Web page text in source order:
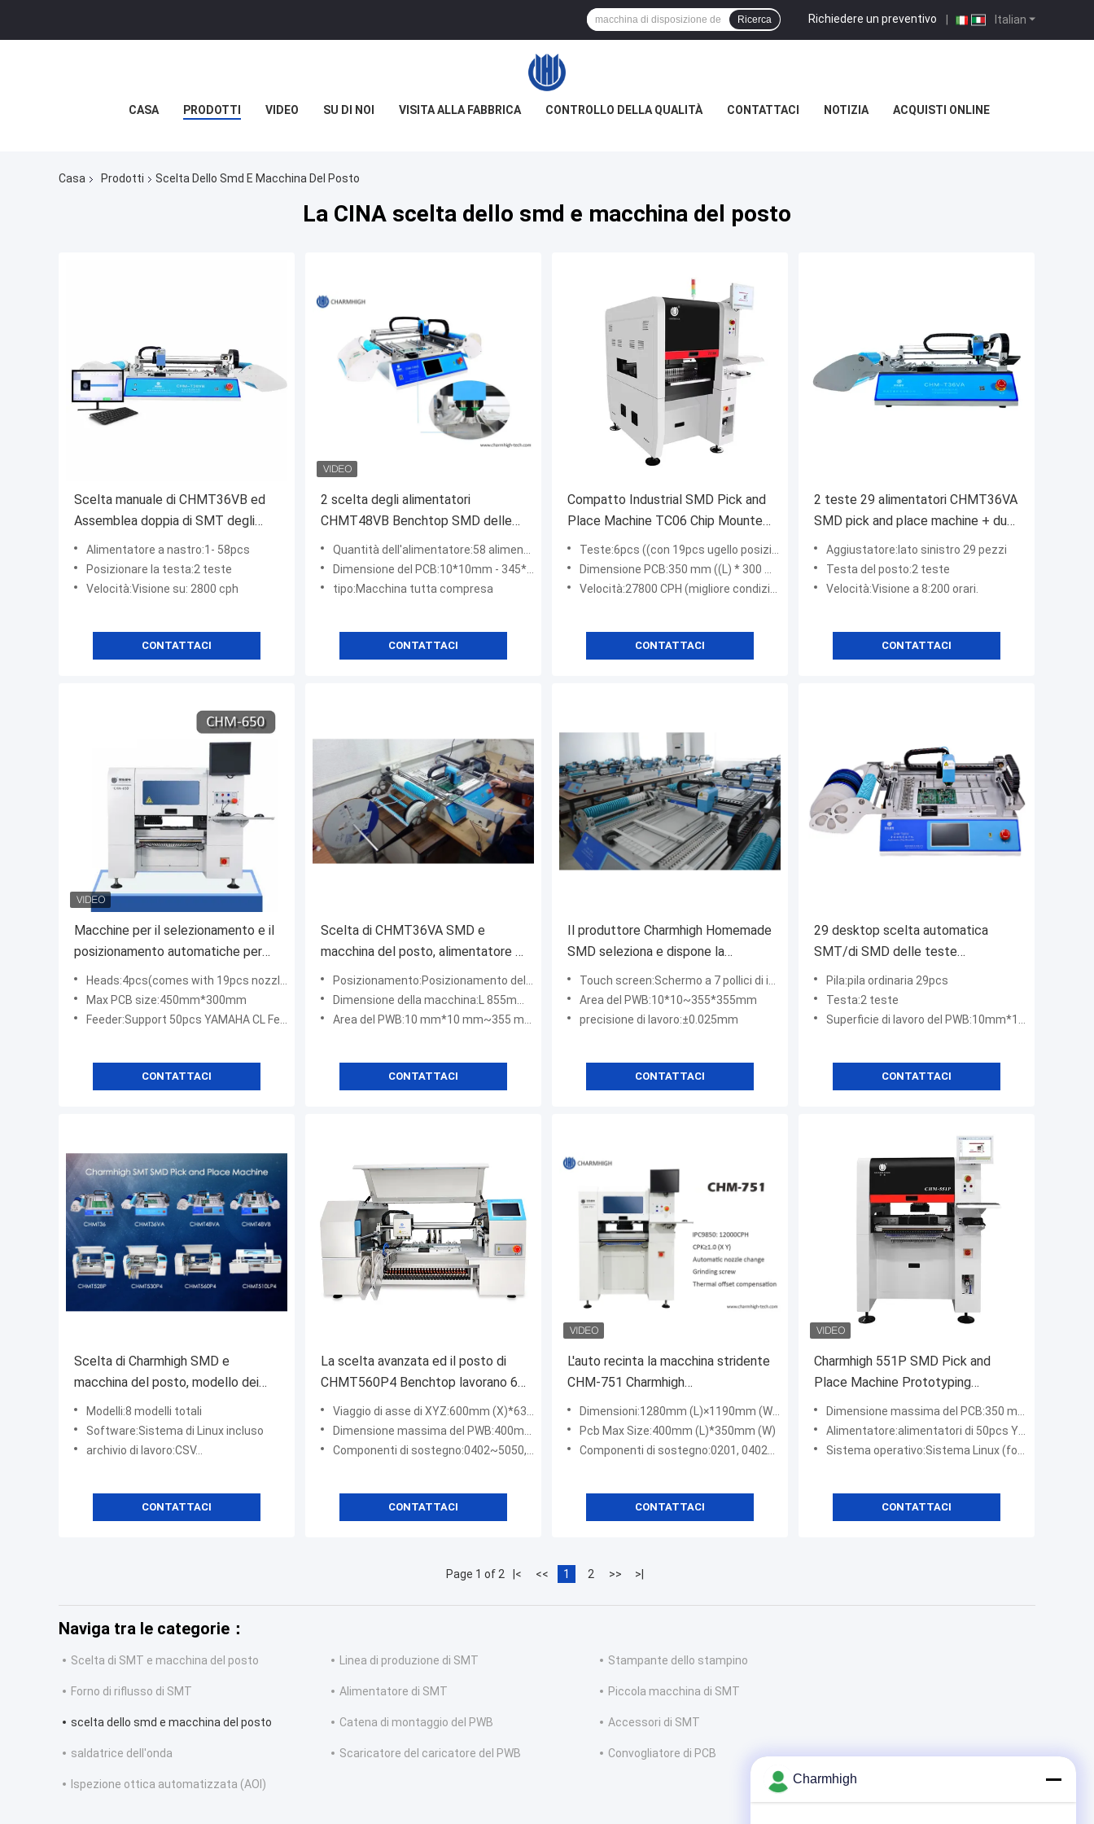
Italian
Richiedere un preventivo |
Ricerca
CASA PRODOTTI VIDEO SU DI NOI VISITA ALLA FABBRICA CONTROLLO DELLA QUALITÀ CONTATTACI NOTIZIA ACQUISTI ONLINE
Casa Prodotti Scelta Dello Smd E Macchina Del Posto
La CINA scelta dello smd e macchina del posto
Scelta manuale di CHMT36VB ed
Assemblea doppia di SMT degli
alimentatori del lato 58 del robot
del posto
Alimentatore a nastro:1- 58pcs
Posizionare la testa:2 teste
Velocità:Visione su: 2800 cph
CONTATTACI
2 scelta degli alimentatori
CHMT48VB Benchtop SMD delle
teste 58 e robot tutto del posto in
un Chip Mounter
Quantità dell'alimentatore:58 alimentatori (larghezza 8/12/16/24mm); massa IC della parte anteriore 14pcs; Vassoio su ordinazio
Dimensione del PCB:10*10mm - 345*355mm; il più alto componnent: 5mm
tipo:Macchina tutta compresa
CONTATTACI
Compatto Industrial SMD Pick and
Place Machine TC06 Chip Mounter
per la linea di assemblaggio PCB
Teste:6pcs ((con 19pcs ugello posizione di cambio automatico)
Dimensione PCB:350 mm ((L) * 300 mm ((W)
Velocità:27800 CPH (migliore condizione sotto la nostra azienda)
CONTATTACI
2 teste 29 alimentatori CHMT36VA
SMD pick and place machine + due
telecamere CCD + PC esterno
Aggiustatore:lato sinistro 29 pezzi
Testa del posto:2 teste
Velocità:Visione a 8:200 orari.
CONTATTACI
Macchine per il selezionamento e il
posizionamento automatiche per
circuiti stampati ad alta precisione
0201
Heads:4pcs(comes with 19pcs nozzle auto-change library)
Max PCB size:450mm*300mm
Feeder:Support 50pcs YAMAHA CL Feeder/Electric Feeder
CONTATTACI
Scelta di CHMT36VA SMD e
macchina del posto, alimentatore di
vibrazione dell'attrezzatura di
disposizione di Smt del piano
d'appoggio
Posizionamento:Posizionamento della telecamera a doppia visione
Dimensione della macchina:L 855mm*W 535mm*H 335mm
Area del PWB:10 mm*10 mm~355 mm*355 mm
CONTATTACI
Il produttore Charmhigh Homemade
SMD seleziona e dispone la
macchina per il LED, dispositivo di
superficie del supporto di SMD
Touch screen:Schermo a 7 pollici di industria
Area del PWB:10*10~355*355mm
precisione di lavoro:±0.025mm
CONTATTACI
29 desktop scelta automatica
SMT/di SMD delle teste
CHMT48VA degli alimentatori 2 e
macchina del posto + doppia
macchina fotografica di visione
Pila:pila ordinaria 29pcs
Testa:2 teste
Superficie di lavoro del PWB:10mm*10mm - 355mm*355mm
CONTATTACI
Scelta di Charmhigh SMD e
macchina del posto, modello dei
modelli della macchina 8 di
disposizione di SMT
Modelli:8 modelli totali
Software:Sistema di Linux incluso
archivio di lavoro:CSV…
CONTATTACI
La scelta avanzata ed il posto di
CHMT560P4 Benchtop lavorano 60
alimentatori a macchina 4 teste
Viaggio di asse di XYZ:600mm (X)*630mm (Y)*20mm (H)
Dimensione massima del PWB:400mm (L)×270mm (W)
Componenti di sostegno:0402~5050, CONTENTINO, QFN, BGA ecc.
CONTATTACI
L'auto recinta la macchina stridente
CHM-751 Charmhigh
dell'Assemblea del PWB della vite
6 teste
Dimensioni:1280mm (L)×1190mm (W)×1470mm (H)
Pcb Max Size:400mm (L)*350mm (W)
Componenti di sostegno:0201, 0402~5050, CONTENTINO, QFN, BGA ecc.
CONTATTACI
Charmhigh 551P SMD Pick and
Place Machine Prototyping
Produzione di piccoli lotti CPK≥1.0
Dimensione massima del PCB:350 mm(L)x280 mm(L) (standard); 600 mm (L) x 350 mm (L) (opzionale)
Alimentatore:alimentatori di 50pcs Yamaha (alimentatore pneumatico & elettrico)
Sistema operativo:Sistema Linux (fornito con PC e tastiera mouse)
CONTATTACI
Page 1 of 2 |< << 1 2 >> >|
Naviga tra le categorie：
Scelta di SMT e macchina del posto Linea di produzione di SMT Stampante dello stampino
Forno di riflusso di SMT Alimentatore di SMT Piccola macchina di SMT
scelta dello smd e macchina del posto Catena di montaggio del PWB Accessori di SMT
saldatrice dell'onda Scaricatore del caricatore del PWB Convogliatore di PCB
Ispezione ottica automatizzata (AOI) Charmhigh